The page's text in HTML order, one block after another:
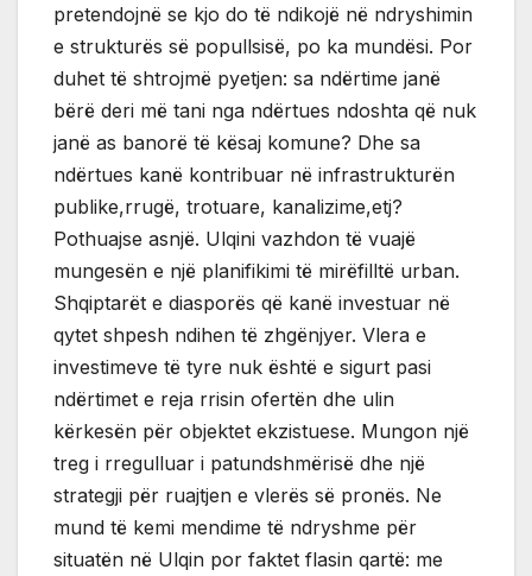
pretendojnë se kjo do të ndikojë në ndryshimin
e strukturës së popullsisë, po ka mundësi. Por
duhet të shtrojmë pyetjen: sa ndërtime janë
bërë deri më tani nga ndërtues ndoshta që nuk
janë as banorë të kësaj komune? Dhe sa
ndërtues kanë kontribuar në infrastrukturën
publike,rrugë, trotuare, kanalizime,etj?
Pothuajse asnjë. Ulqini vazhdon të vuajë
mungesën e një planifikimi të mirëfilltë urban.
Shqiptarët e diasporës që kanë investuar në
qytet shpesh ndihen të zhgënjyer. Vlera e
investimeve të tyre nuk është e sigurt pasi
ndërtimet e reja rrisin ofertën dhe ulin
kërkesën për objektet ekzistuese. Mungon një
treg i rregulluar i patundshmërisë dhe një
strategji për ruajtjen e vlerës së pronës. Ne
mund të kemi mendime të ndryshme për
situatën në Ulqin por faktet flasin qartë: me